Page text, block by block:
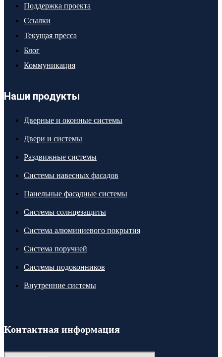
Поддержка проекта
Ссылки
Текущая пресса
Блог
Коммуникация
Наши продукты
Дверные и оконные системы
Двери и системы
Раздвижные системы
Системы навесных фасадов
Панельные фасадные системы
Системы солнцезащиты
Система алюминиевого покрытия
Система поручней
Системы подоконников
Внутренние системы
Контактная информация